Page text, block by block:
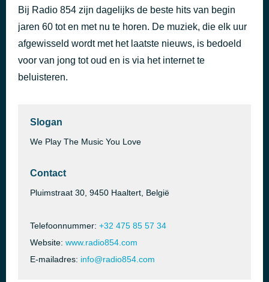
Rock ’n’ Me
Steve Miller Band
Salut Les Amoureux /'t Is Weer Voorbij Die Mooie Zomer (2008)
55 minuten geleden
Bij Radio 854 zijn dagelijks de beste hits van begin
jaren 60 tot en met nu te horen. De muziek, die elk uur
afgewisseld wordt met het laatste nieuws, is bedoeld
voor van jong tot oud en is via het internet te
beluisteren.
Slogan
We Play The Music You Love
Contact
Pluimstraat 30, 9450 Haaltert, België
Telefoonnummer: +32 475 85 57 34
Website: www.radio854.com
E-mailadres: info@radio854.com